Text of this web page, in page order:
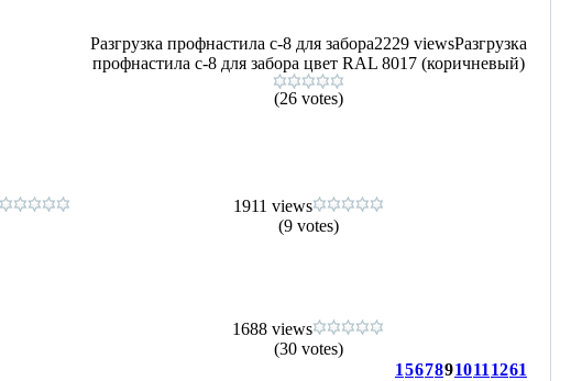
Разгрузка профнастила с-8 для забора2229 viewsРазгрузка
профнастила с-8 для забора цвет RAL 8017 (коричневый)
(26 votes)
1911 views
(9 votes)
1688 views
(30 votes)
1567891011 1261